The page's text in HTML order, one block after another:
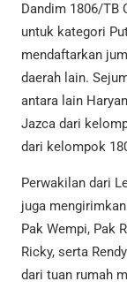
Dandim 1806/TB
untuk kategori
mendaftarkan
daerah lain.
antara lain
Jazca dari
dari kelompok
Perwakilan dari
juga
Pak Wempi, Pak
Ricky, serta
dari tuan rumah